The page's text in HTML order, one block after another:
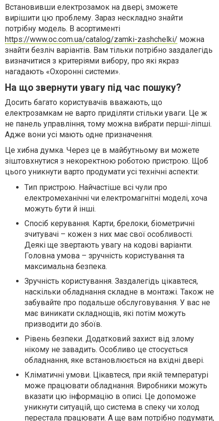
Встановивши електрозамок на двері, зможете
вирішити цю проблему. Зараз нескладно знайти
потрібну модель. В асортименті
https://www.oc.com.ua/catalog/zamki-zashchelki/ можна
знайти безліч варіантів. Вам тільки потрібно заздалегідь
визначитися з критеріями вибору, про які якраз
нагадають «Охоронні системи».
На що звернути увагу під час пошуку?
Досить багато користувачів вважають, що
електрозамкам не варто приділяти стільки уваги. Це ж
не панель управління, тому можна вибрати перші-ліпші.
Адже вони усі мають одне призначення.
Це хибна думка. Через це в майбутньому ви можете
зіштовхнутися з некоректною роботою пристрою. Щоб
цього уникнути варто продумати усі технічні аспекти:
Тип пристрою. Найчастіше всі чули про
електромеханічні чи електромагнітні моделі, хоча
можуть бути й інші.
Спосіб керування. Карти, брелоки, біометричні
зчитувачі – кожен з них має свої особливості.
Деякі ще звертають увагу на кодові варіанти.
Головна умова – зручність користування та
максимальна безпека.
Зручність користування. Заздалегідь цікавтеся,
наскільки обладнання складне в монтажі. Також не
забувайте про подальше обслуговування. У вас не
має виникати складнощів, які потім можуть
призводити до збоїв.
Рівень безпеки. Додатковий захист від злому
нікому не завадить. Особливо це стосується
обладнання, яке встановлюється на вхідні двері.
Кліматичні умови. Цікавтеся, при якій температурі
може працювати обладнання. Виробники можуть
вказати цю інформацію в описі. Це допоможе
уникнути ситуацій, що система в спеку чи холод
перестала працювати. А ще вам потрібно подумати,